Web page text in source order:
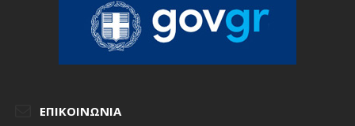
ΕΠΙΚΟΙΝΩΝΊΑ